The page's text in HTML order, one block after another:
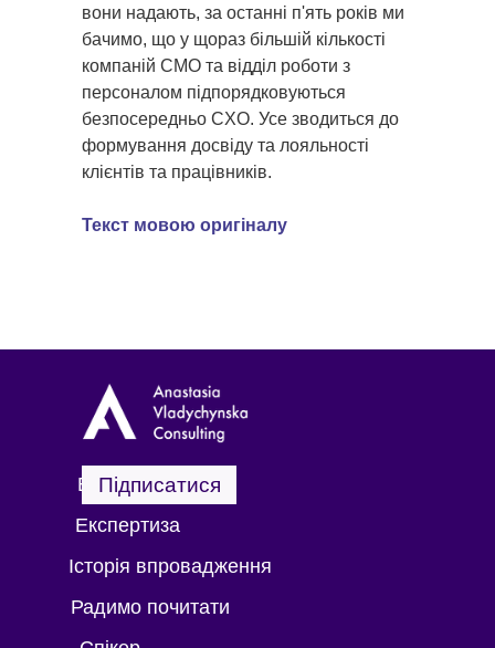
вони надають, за останні п'ять років ми
бачимо, що у щораз більшій кількості
компаній CMO та відділ роботи з
персоналом підпорядковуються
безпосередньо CXO. Усе зводиться до
формування досвіду та лояльності
клієнтів та працівників.
Текст мовою оригіналу
Візитка
Експертиза
Історія впровадження
Радимо почитати
Підписатися